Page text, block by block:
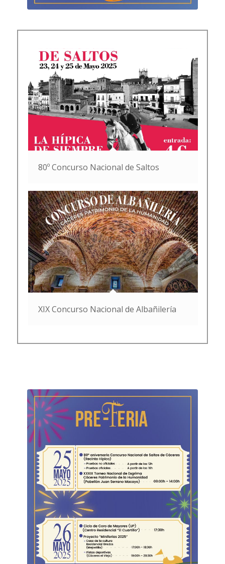
80º Concurso Nacional de Saltos
XIX Concurso Nacional de Albañilería